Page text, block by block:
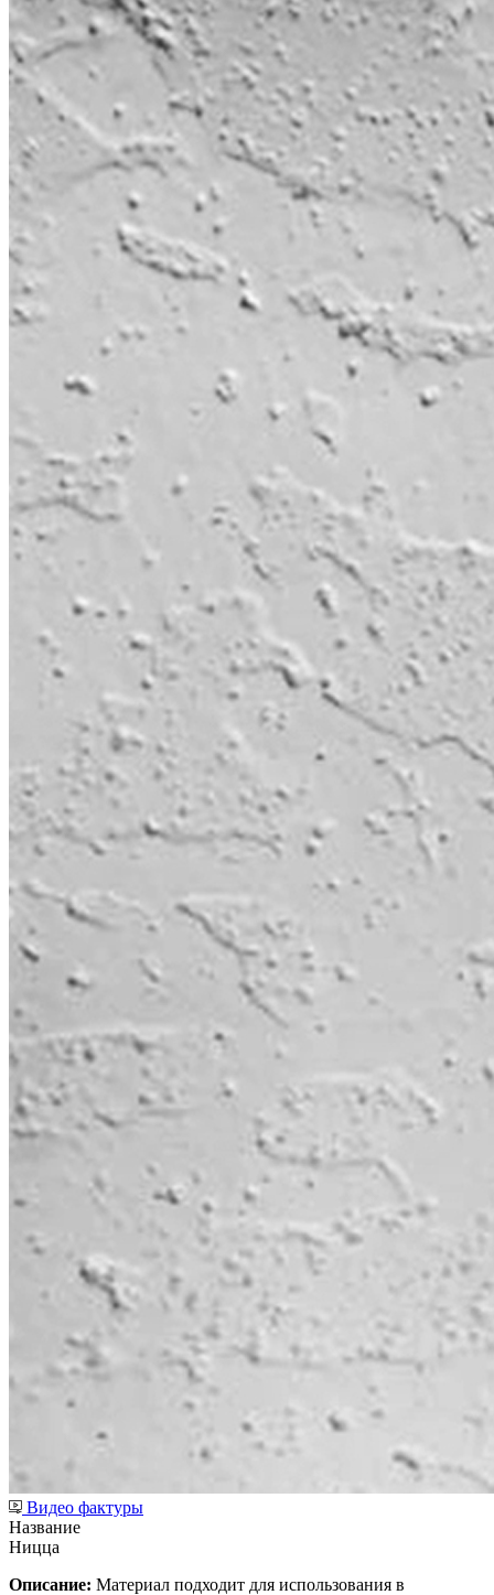
Видео фактуры
Название
Ницца
Описание: Материал подходит для использования в